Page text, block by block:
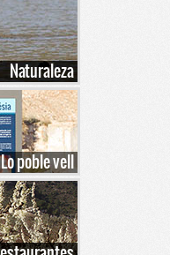
Naturaleza
Lo poble vell